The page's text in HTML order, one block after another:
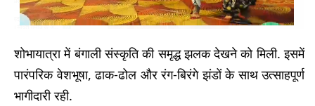
शोभायात्रा में बंगाली संस्कृति की समृद्ध झलक देखने को मिली. इसमें
पारंपरिक वेशभूषा, ढाक-ढोल और रंग-बिरंगे झंडों के साथ उत्साहपूर्ण
भागीदारी रही.